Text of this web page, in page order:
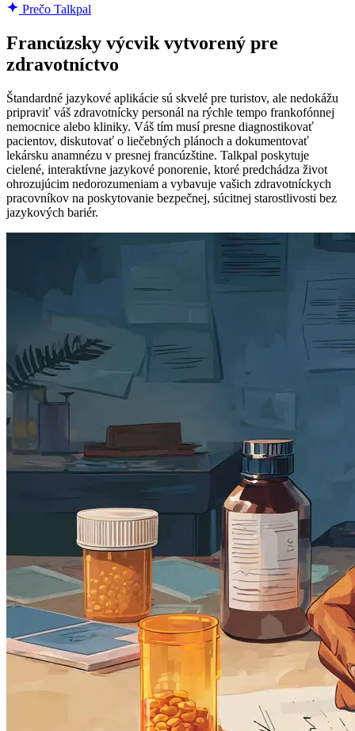
Prečo Talkpal
Francúzsky výcvik vytvorený pre
zdravotníctvo
Štandardné jazykové aplikácie sú skvelé pre turistov, ale nedokážu
pripraviť váš zdravotnícky personál na rýchle tempo frankofónnej
nemocnice alebo kliniky. Váš tím musí presne diagnostikovať
pacientov, diskutovať o liečebných plánoch a dokumentovať
lekársku anamnézu v presnej francúzštine. Talkpal poskytuje
cielené, interaktívne jazykové ponorenie, ktoré predchádza život
ohrozujúcim nedorozumeniam a vybavuje vašich zdravotníckych
pracovníkov na poskytovanie bezpečnej, súcitnej starostlivosti bez
jazykových bariér.